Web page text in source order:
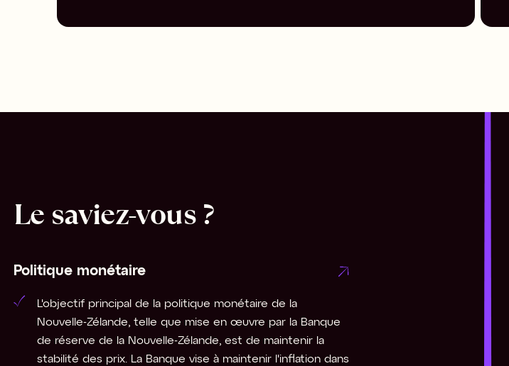
Le saviez-vous ?
Politique monétaire
L'objectif principal de la politique monétaire de la
Nouvelle-Zélande, telle que mise en œuvre par la Banque
de réserve de la Nouvelle-Zélande, est de maintenir la
stabilité des prix. La Banque vise à maintenir l'inflation dans